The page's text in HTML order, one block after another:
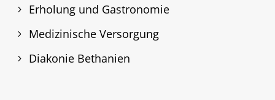
Erholung und Gastronomie
Medizinische Versorgung
Diakonie Bethanien